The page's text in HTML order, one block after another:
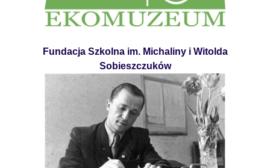
Fundacja Szkolna im. Michaliny i Witolda
Sobieszczuków